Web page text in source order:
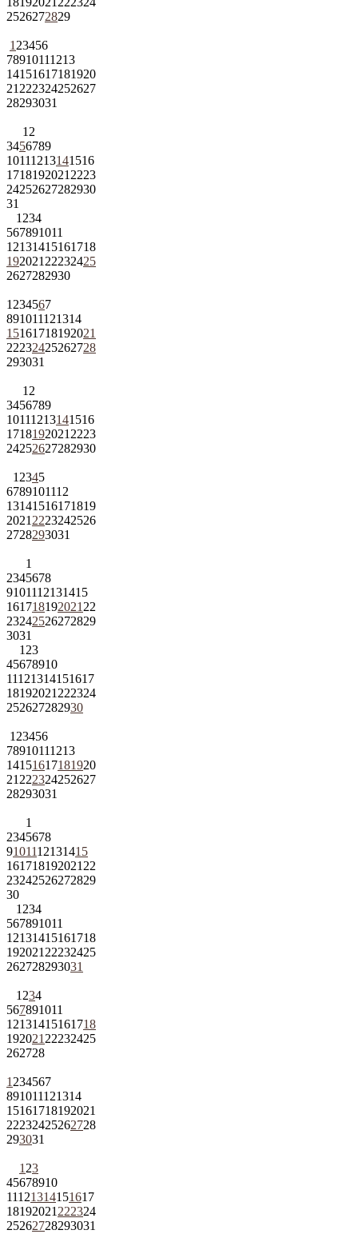
2526272829
1 23456
78910111213
14151617181920
21 222324252627
28293031
1 2
3456789
10111213141516
1718192021 2223
24252627282930
31
1 234
567891011
12131415161718
192021 22232425
2627282930
1 234567
891011121314
15161718192021
22232425262728
293031
1 2
3456789
10111213141516
1718192021 2223
24252627282930
1 2345
6789101112
13141516171819
2021 2223242526
2728293031
1
2345678
9101112131415
161718192021 22
23242526272829
3031
1 23
45678910
11121314151617
18192021 222324
252627282930
1 23456
78910111213
14151617181920
21 222324252627
28293031
1
2345678
9101112131415
161718192021 22
23242526272829
30
1 234
567891011
12131415161718
192021 22232425
262728293031
1 234
567891011
12131415161718
192021 22232425
262728
1 234567
891011121314
15161718192021
22232425262728
293031
1 23
45678910
11121314151617
18192021 222324
25262728293031